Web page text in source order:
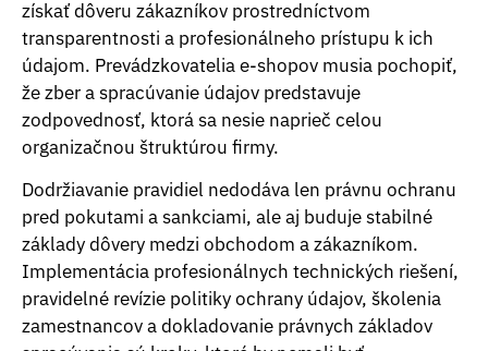
získať dôveru zákazníkov prostredníctvom
transparentnosti a profesionálneho prístupu k ich
údajom. Prevádzkovatelia e-shopov musia pochopiť,
že zber a spracúvanie údajov predstavuje
zodpovednosť, ktorá sa nesie naprieč celou
organizačnou štruktúrou firmy.
Dodržiavanie pravidiel nedodáva len právnu ochranu
pred pokutami a sankciami, ale aj buduje stabilné
základy dôvery medzi obchodom a zákazníkom.
Implementácia profesionálnych technických riešení,
pravidelné revízie politiky ochrany údajov, školenia
zamestnancov a dokladovanie právnych základov